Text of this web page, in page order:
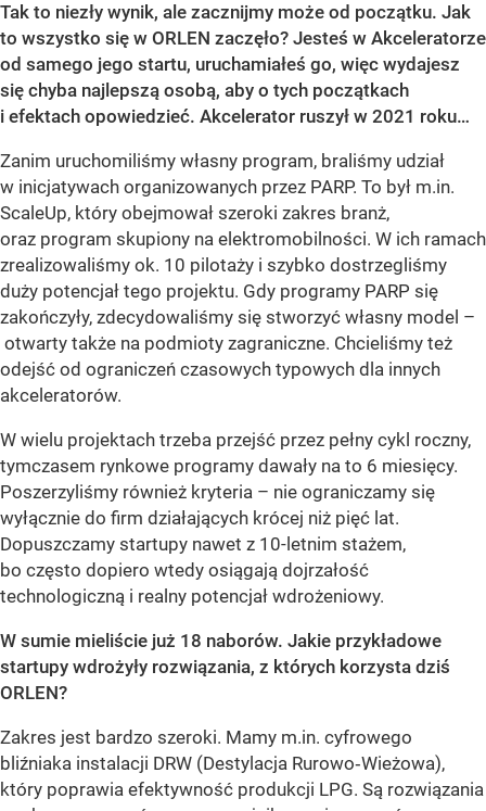
Tak to niezły wynik, ale zacznijmy może od początku. Jak
to wszystko się w ORLEN zaczęło? Jesteś w Akceleratorze
od samego jego startu, uruchamiałeś go, więc wydajesz
się chyba najlepszą osobą, aby o tych początkach
i efektach opowiedzieć. Akcelerator ruszył w 2021 roku…
Zanim uruchomiliśmy własny program, braliśmy udział
w inicjatywach organizowanych przez PARP. To był m.in.
ScaleUp, który obejmował szeroki zakres branż,
oraz program skupiony na elektromobilności. W ich ramach
zrealizowaliśmy ok. 10 pilotaży i szybko dostrzegliśmy
duży potencjał tego projektu. Gdy programy PARP się
zakończyły, zdecydowaliśmy się stworzyć własny model –
otwarty także na podmioty zagraniczne. Chcieliśmy też
odejść od ograniczeń czasowych typowych dla innych
akceleratorów.
W wielu projektach trzeba przejść przez pełny cykl roczny,
tymczasem rynkowe programy dawały na to 6 miesięcy.
Poszerzyliśmy również kryteria – nie ograniczamy się
wyłącznie do firm działających krócej niż pięć lat.
Dopuszczamy startupy nawet z 10-letnim stażem,
bo często dopiero wtedy osiągają dojrzałość
technologiczną i realny potencjał wdrożeniowy.
W sumie mieliście już 18 naborów. Jakie przykładowe
startupy wdrożyły rozwiązania, z których korzysta dziś
ORLEN?
Zakres jest bardzo szeroki. Mamy m.in. cyfrowego
bliźniaka instalacji DRW (Destylacja Rurowo‑Wieżowa),
który poprawia efektywność produkcji LPG. Są rozwiązania